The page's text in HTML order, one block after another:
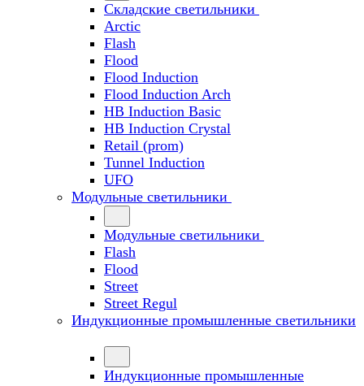
Складские светильники
Arctic
Flash
Flood
Flood Induction
Flood Induction Arch
HB Induction Basic
HB Induction Crystal
Retail (prom)
Tunnel Induction
UFO
Модульные светильники
Модульные светильники
Flash
Flood
Street
Street Regul
Индукционные промышленные светильники
Индукционные промышленные